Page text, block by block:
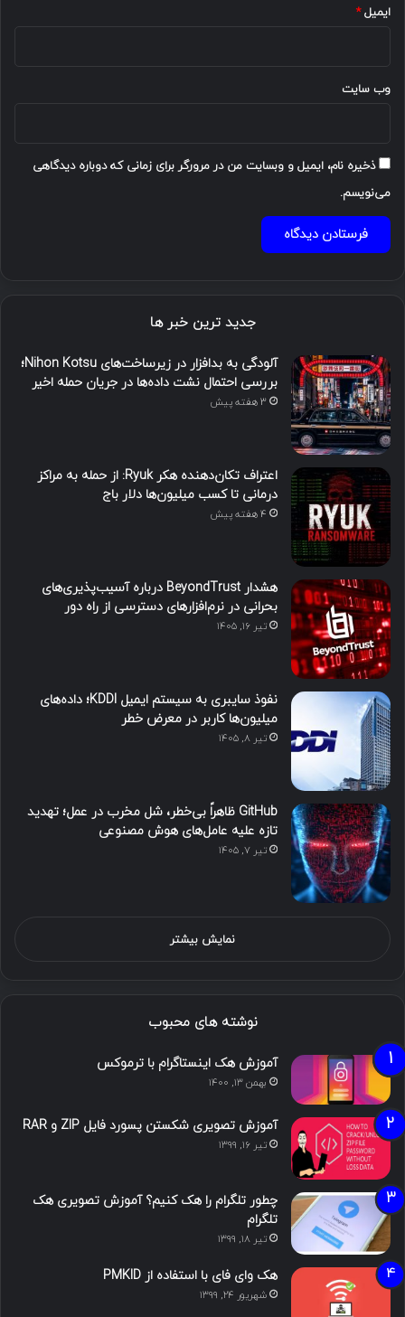
ایمیل*
وب‌ سایت
ذخیره نام، ایمیل و وبسایت من در مرورگر برای زمانی که دوباره دیدگاهی
می‌نویسم.
جدید ترین خبر ها
آلودگی به بدافزار در زیرساخت‌های Nihon Kotsu؛
بررسی احتمال نشت داده‌ها در جریان حمله اخیر
3 هفته پیش
اعتراف تکان‌دهنده هکر Ryuk: از حمله به مراکز
درمانی تا کسب میلیون‌ها دلار باج
4 هفته پیش
هشدار BeyondTrust درباره آسیب‌پذیری‌های
بحرانی در نرم‌افزارهای دسترسی از راه دور
تیر ۱۶, ۱۴۰۵
نفوذ سایبری به سیستم ایمیل KDDI؛ داده‌های
میلیون‌ها کاربر در معرض خطر
تیر ۸, ۱۴۰۵
GitHub ظاهراً بی‌خطر، شل مخرب در عمل؛ تهدید
تازه علیه عامل‌های هوش مصنوعی
تیر ۷, ۱۴۰۵
نمایش بیشتر
نوشته های محبوب
آموزش هک اینستاگرام با ترموکس
بهمن ۱۳, ۱۴۰۰
آموزش تصویری شکستن پسورد فایل ZIP و RAR
تیر ۱۶, ۱۳۹۹
چطور تلگرام را هک کنیم؟ آموزش تصویری هک
تلگرام
تیر ۱۸, ۱۳۹۹
هک وای فای با استفاده از PMKID
شهریور ۲۴, ۱۳۹۹